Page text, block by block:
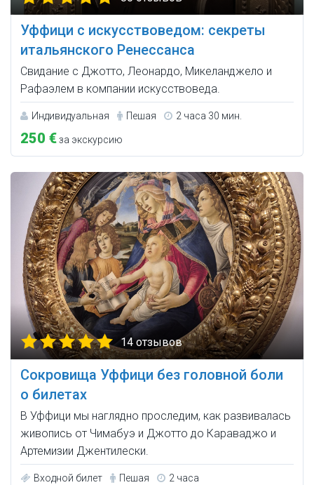
Уффици с искусствоведом: секреты
итальянского Ренессанса
Свидание с Джотто, Леонардо, Микеланджело и
Рафаэлем в компании искусствоведа.
Индивидуальная Пешая 2 часа 30 мин.
250 €за экскурсию
14 отзывов
Сокровища Уффици без головной боли
о билетах
В Уффици мы наглядно проследим, как развивалась
живопись от Чимабуэ и Джотто до Караваджо и
Артемизии Джентилески.
Входной билет Пешая 2 часа